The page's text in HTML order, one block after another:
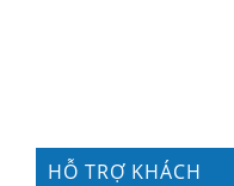
HỖ TRỢ KHÁCH